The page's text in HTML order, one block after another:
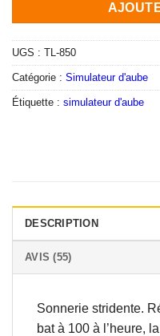
UGS : TL-850
Catégorie : Simulateur d'aube
Étiquette : simulateur d'aube
DESCRIPTION
AVIS (55)
Sonnerie stridente.
bat à 100 à l’heure,